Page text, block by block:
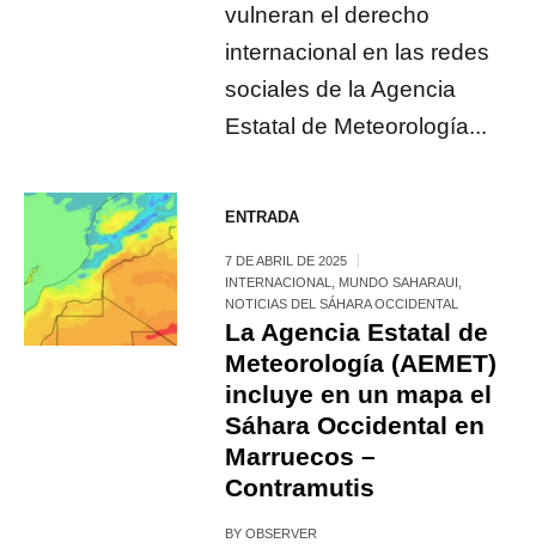
vulneran el derecho
internacional en las redes
sociales de la Agencia
Estatal de Meteorología...
ENTRADA
7 DE ABRIL DE 2025
INTERNACIONAL
MUNDO SAHARAUI
NOTICIAS DEL SÁHARA OCCIDENTAL
La Agencia Estatal de
Meteorología (AEMET)
incluye en un mapa el
Sáhara Occidental en
Marruecos –
Contramutis
BYOBSERVER